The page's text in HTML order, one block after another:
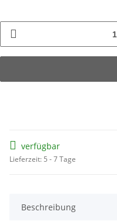
verfügbar
Lieferzeit: 5 - 7 Tage
Beschreibung